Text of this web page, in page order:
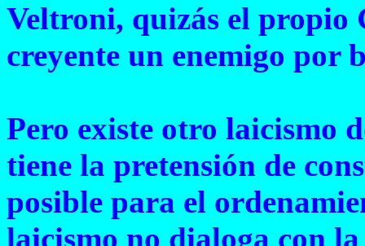
Veltroni, quizás el propio
creyente un enemigo por
Pero existe otro laicismo
tiene la pretensión de
posible para el
laicismo no dialoga con